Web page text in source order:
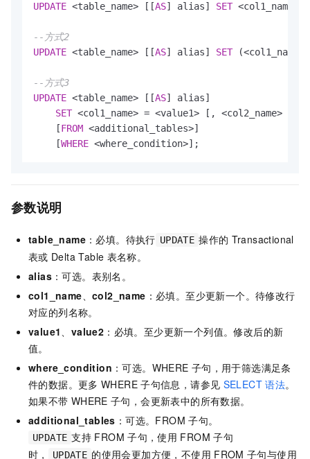
UPDATE <table_name> [[AS] alias] SET <col1_name
--方式2
UPDATE <table_name> [[AS] alias] SET (<col1_name
--方式3
UPDATE <table_name> [[AS] alias]
SET <col1_name> = <value1> [, <col2_name>
    [
FROM <additional_tables>]
    [
WHERE <where_condition>];
参数说明
table_name ：必填。待执行 UPDATE 操作的 Transactional
表或 Delta Table 表名称。
alias ：可选。表别名。
col1_name 、col2_name ：必填。至少更新一个。待修改行
对应的列名称。
value1
value2 ：必填。至少更新一个列值。修改后的新
值。
where_condition ：可选。WHERE 子句，用于筛选满足条
件的数据。更多 WHERE 子句信息，请参见 SELECT 语法。
如果不带 WHERE 子句，会更新表中的所有数据。
additional_tables ：可选。FROM 子句。
UPDATE 支持 FROM 子句，使用 FROM 子句
时，
UPDATE 的使用会更加方便，不使用 FROM 子句与使用